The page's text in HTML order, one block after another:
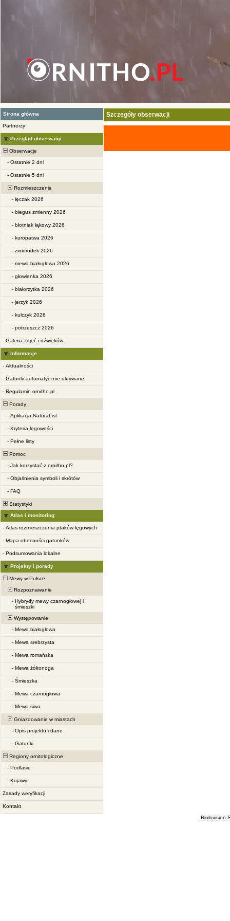
Strona główna
Partnerzy
Przegląd obserwacji
Obserwacje
- Ostatnie 2 dni
- Ostatnie 5 dni
Rozmieszczenie
- łęczak 2026
- biegus zmienny 2026
- błotniak łąkowy 2026
- kuropatwa 2026
- zimorodek 2026
- mewa białogłowa 2026
- głowienka 2026
- białorzytka 2026
- jerzyk 2026
- kulczyk 2026
- potrzeszcz 2026
- Galeria zdjęć i dźwięków
Informacje
- Aktualności
- Gatunki automatycznie ukrywane
- Regulamin ornitho.pl
Porady
- Aplikacja NaturaList
- Kryteria lęgowości
- Pełne listy
Pomoc
- Jak korzystać z ornitho.pl?
- Objaśnienia symboli i skrótów
- FAQ
Statystyki
Atlas i monitoring
- Atlas rozmieszczenia ptaków lęgowych
- Mapa obecności gatunków
- Podsumowania lokalne
Projekty i porady
Mewy w Polsce
Rozpoznawanie
- Hybrydy mewy czarnogłowej i
śmieszki
Występowanie
- Mewa białogłowa
- Mewa srebrzysta
- Mewa romańska
- Mewa żółtonoga
- Śmieszka
- Mewa czarnogłowa
- Mewa siwa
Gniazdowanie w miastach
- Opis projektu i dane
- Gatunki
Regiony ornitologiczne
- Podlasie
- Kujawy
Zasady weryfikacji
Kontakt
Szczegóły obserwacji
Biolovision